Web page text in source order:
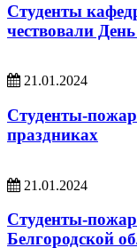
Студенты
чествовали
21.01.2024
Студенты-
праздниках
21.01.2024
Студенты-
Белгородской